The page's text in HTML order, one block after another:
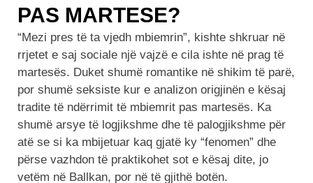
PAS MARTESE?
“Mezi pres të ta vjedh mbiemrin”, kishte shkruar në
rrjetet e saj sociale një vajzë e cila ishte në prag të
martesës. Duket shumë romantike në shikim të parë,
por shumë seksiste kur e analizon origjinën e kësaj
tradite të ndërrimit të mbiemrit pas martesës. Ka
shumë arsye të logjikshme dhe të palogjikshme për
atë se si ka mbijetuar kaq gjatë ky “fenomen” dhe
përse vazhdon të praktikohet sot e kësaj dite, jo
vetëm në Ballkan, por në të gjithë botën.